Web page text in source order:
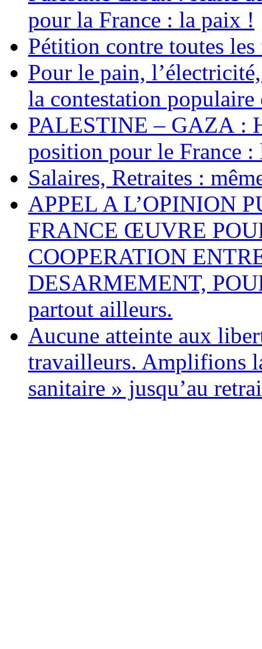
pour la France : la paix !
Pétition contre toutes les
Pour le pain,
la contestation populaire
PALESTINE – GAZA :
position pour le France :
Salaires, Retraites :
APPEL A L’OPINION
FRANCE ŒUVRE
COOPERATION
DESARMEMENT,
partout ailleurs.
Aucune atteinte aux
travailleurs. Amplifions
sanitaire » jusqu’au